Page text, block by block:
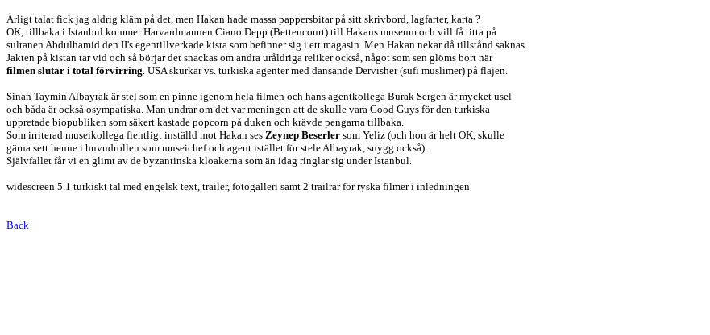
Ärligt talat fick jag aldrig kläm på det, men Hakan hade massa pappersbitar på sitt skrivbord, lagfarter, karta ?
OK, tillbaka i Istanbul kommer Harvardmannen Ciano Depp (Bettencourt) till Hakans museum och vill få titta på
sultanen Abdulhamid den II's egentillverkade kista som befinner sig i ett magasin. Men Hakan nekar då tillstånd saknas.
Jakten på kistan tar vid och så börjar det snackas om andra uråldriga reliker också, något som sen glöms bort när
filmen slutar i total förvirring. USA skurkar vs. turkiska agenter med dansande Dervisher (sufi muslimer) på flajen.
Sinan Taymin Albayrak är stel som en pinne igenom hela filmen och hans agentkollega Burak Sergen är mycket usel
och båda är också osympatiska. Man undrar om det var meningen att de skulle vara Good Guys för den turkiska
uppretade biopubliken som säkert kastade popcorn på duken och krävde pengarna tillbaka.
Som irriterad museikollega fientligt inställd mot Hakan ses Zeynep Beserler som Yeliz (och hon är helt OK, skulle
gärna sett henne i huvudrollen som museichef och agent istället för stele Albayrak, snygg också).
Självfallet får vi en glimt av de byzantinska kloakerna som än idag ringlar sig under Istanbul.
widescreen 5.1 turkiskt tal med engelsk text, trailer, fotogalleri samt 2 trailrar för ryska filmer i inledningen
Back